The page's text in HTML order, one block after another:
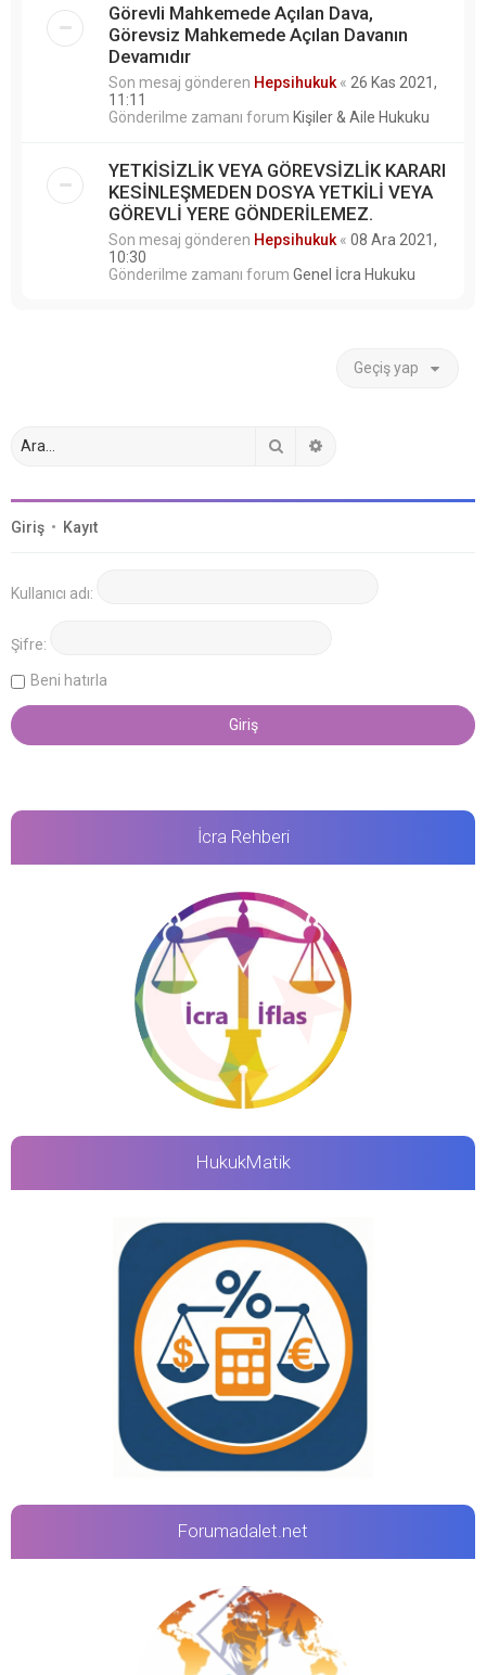
Görevli Mahkemede Açılan Dava,
Görevsiz Mahkemede Açılan Davanın
Devamıdır
Son mesaj gönderen Hepsihukuk « 26 Kas 2021,
11:11
Gönderilme zamanı forum Kişiler & Aile Hukuku
YETKİSİZLİK VEYA GÖREVSİZLİK KARARI
KESİNLEŞMEDEN DOSYA YETKİLİ VEYA
GÖREVLİ YERE GÖNDERİLEMEZ.
Son mesaj gönderen Hepsihukuk « 08 Ara 2021,
10:30
Gönderilme zamanı forum Genel İcra Hukuku
Geçiş yap
Giriş • Kayıt
Kullanıcı adı:
Şifre:
Beni hatırla
İcra Rehberi
HukukMatik
Forumadalet.net